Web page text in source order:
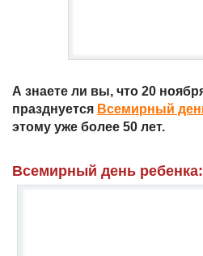
А знаете ли вы, что 20
празднуется Всемирный
этому уже более 50 лет.
Всемирный день